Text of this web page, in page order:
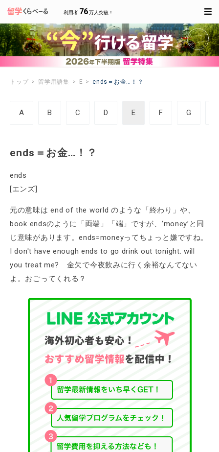
利用者 76万人突破！
トップ 留学用語集 E ends＝お金…！？
A B C D E F G
ends＝お金…！？
ends
[エンズ]
元の意味は end of the world のような「終わり」や、
book endsのように「両端」「端」ですが、‘money’と同
じ意味があります。ends=moneyってちょっと嫌ですね。
I don't have enough ends to go drink out tonight. will
you treat me? 金欠で今夜飲みに行く余裕なんてない
よ。おごってくれる？